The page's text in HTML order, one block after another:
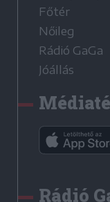
Főtér
Nőileg
Rádió GaGa
Jóállás
Rádió